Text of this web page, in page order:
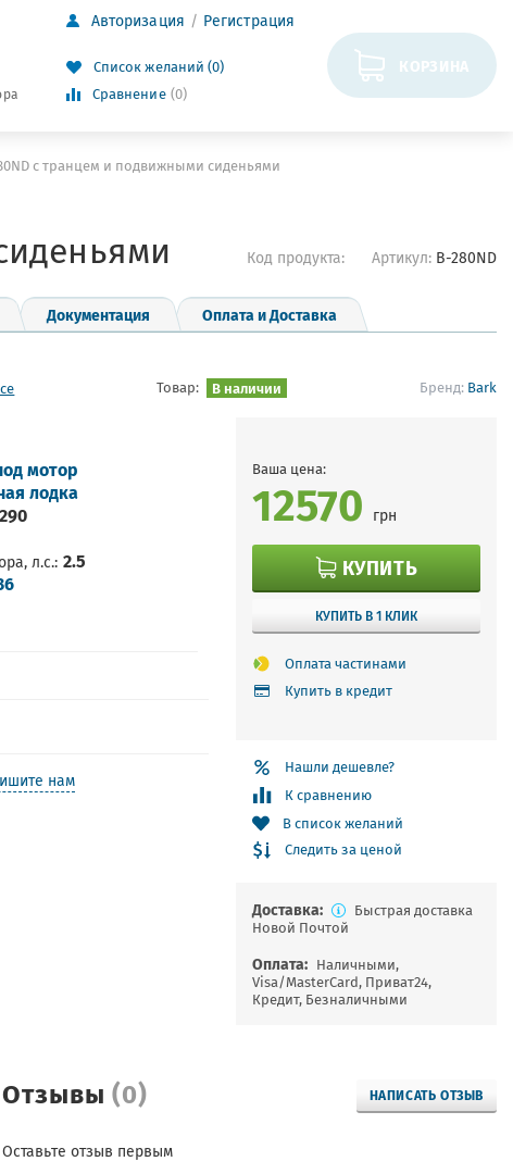
Авторизация Регистрация
Список желаний (0)
Сравнение (0)
КОРЗИНА
с транцем и подвижными сиденьями
Код продукта: Артикул: B-280ND
Документация Оплата и Доставка
Товар: В наличии Бренд: Bark
мотор
лодка
290
л.с. 2.5
нам
Ваша цена:
12570 грн
КУПИТЬ
КУПИТЬ В 1 КЛИК
Оплата частинами
Купить в кредит
Нашли дешевле?
К сравнению
В список желаний
Следить за ценой
Доставка:
Быстрая доставка
Новой Почтой
Оплата: Наличными,
Visa/MasterCard, Приват24,
Кредит, Безналичными
Отзывы(0) НАПИСАТЬ ОТЗЫВ
Оставьте отзыв первым